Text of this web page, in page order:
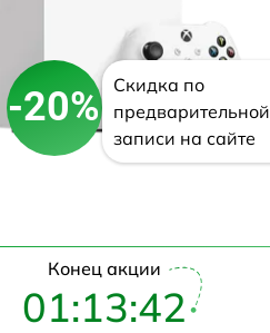
-20%
Скидка по
предварительной
записи на сайте
Конец акции
01:13:41